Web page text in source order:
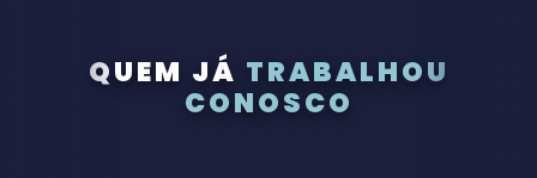
QUEM JÁ TRABALHOU
CONOSCO